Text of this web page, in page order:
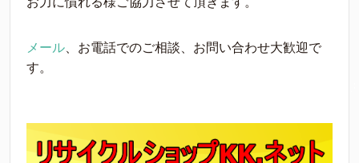
メール 、お電話でのご相談、お問い合わせ大歓迎で
す。